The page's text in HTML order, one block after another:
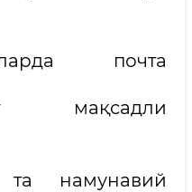
почта
мақсадли
намунавий